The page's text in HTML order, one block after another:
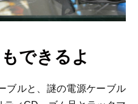
できるよ
ブルと、謎の電源ケーブル